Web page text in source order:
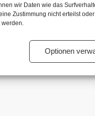
wir Daten wie das
Zustimmung nicht erteilst oder
Optionen
marked